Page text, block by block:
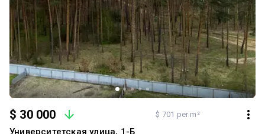
$ 30 000 $ 701 per m²
Университетская улица, 1-Б